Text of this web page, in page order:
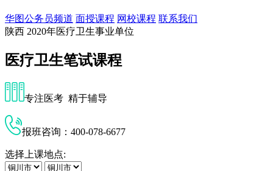
华图公务员频道 面授课程 网校课程 联系我们
陕西 2020年医疗卫生事业单位
医疗卫生笔试课程
专注医考 精于辅导
报班咨询：400-078-6677
选择上课地点: